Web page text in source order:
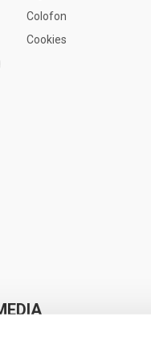
Colofon
Cookies